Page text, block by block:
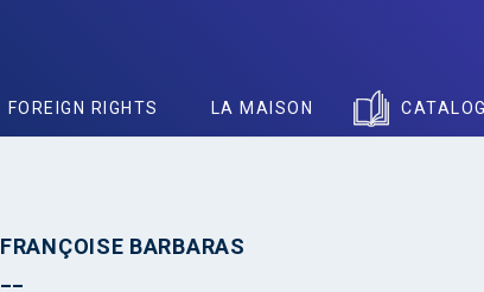
FOREIGN RIGHTS LA MAISON
FRANÇOISE BARBARAS